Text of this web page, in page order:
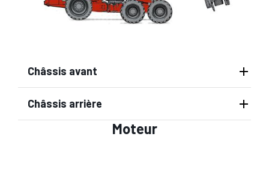
Châssis avant
Châssis arrière
Moteur